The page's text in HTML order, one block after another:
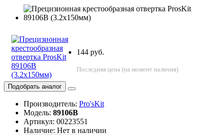
144 руб.
Последняя цена (на момент наличия)
Подобрать аналог
Производитель: Pro'sKit
Модель: 89106B
Артикул: 00223551
Наличие: Нет в наличии